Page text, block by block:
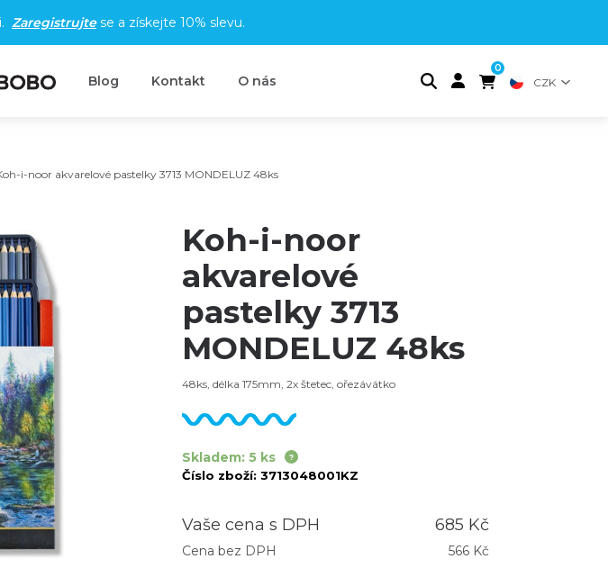
Zaregistrujtese a získejte 10% slevu.
Blog Kontakt O nás
0
CZK
i-noor akvarelové pastelky 3713 MONDELUZ 48ks
Koh-i-noor
akvarelové
pastelky 3713
MONDELUZ 48ks
48ks, délka 175mm, 2x štetec, ořezávátko
Skladem: 5 ks
Číslo zboží: 3713048001KZ
Vaše cena s DPH 685 Kč
Cena bez DPH 566 Kč